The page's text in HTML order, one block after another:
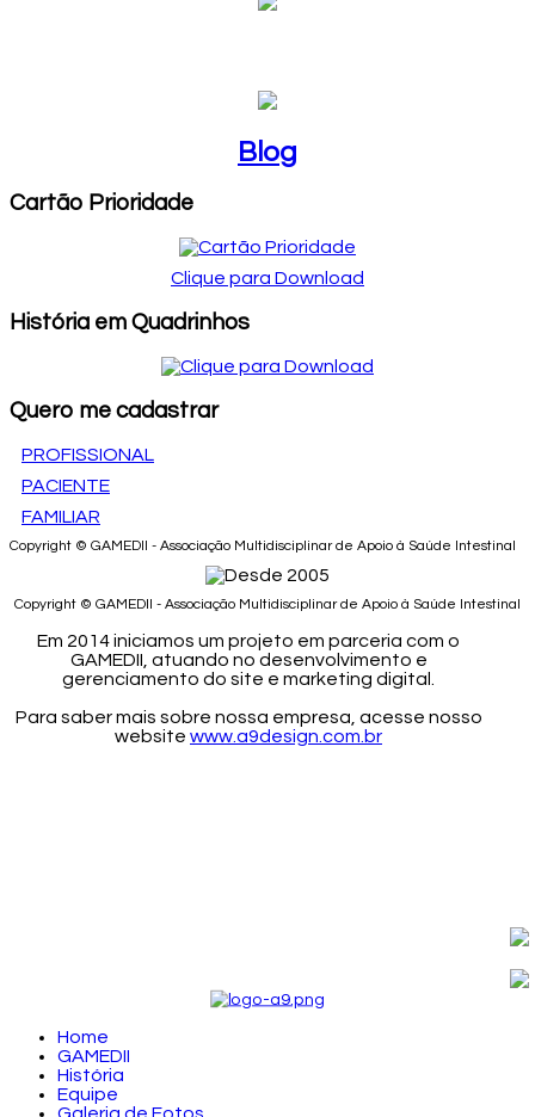
Blog
Cartão Prioridade
Clique para Download
História em Quadrinhos
Quero me cadastrar
PROFISSIONAL
PACIENTE
FAMILIAR
Copyright © GAMEDII - Associação Multidisciplinar de Apoio à Saúde Intestinal
Copyright © GAMEDII - Associação Multidisciplinar de Apoio à Saúde Intestinal
Em 2014 iniciamos um projeto em parceria com o
GAMEDII, atuando no desenvolvimento e
gerenciamento do site e marketing digital.
Para saber mais sobre nossa empresa, acesse nosso
website www.a9design.com.br
Home
GAMEDII
História
Equipe